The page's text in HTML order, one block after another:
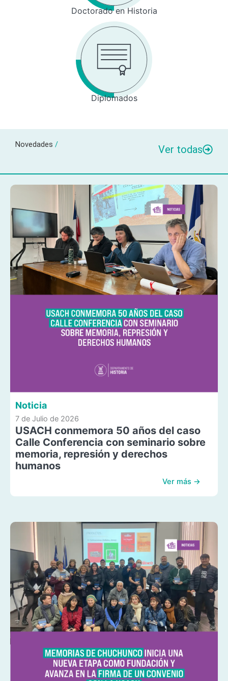
Doctorado en Historia
Diplomados
Novedades / Ver todas
Noticia
7 de Julio de 2026
USACH conmemora 50 años del caso
Calle Conferencia con seminario sobre
memoria, represión y derechos
humanos
Ver más →